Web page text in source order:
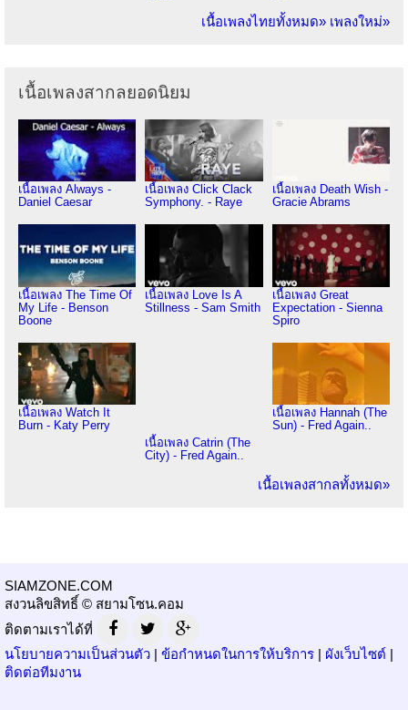
เนื้อเพลงไทยทั้งหมด» เพลงใหม่»
เนื้อเพลงสากลยอดนิยม
เนื้อเพลง Always -
Daniel Caesar
เนื้อเพลง Click Clack
Symphony. - Raye
เนื้อเพลง Death Wish -
Gracie Abrams
เนื้อเพลง The Time Of
My Life - Benson
Boone
เนื้อเพลง Love Is A
Stillness - Sam Smith
เนื้อเพลง Great
Expectation - Sienna
Spiro
เนื้อเพลง Watch It
Burn - Katy Perry
เนื้อเพลง Catrin (The
City) - Fred Again..
เนื้อเพลง Hannah (The
Sun) - Fred Again..
เนื้อเพลงสากลทั้งหมด»
SIAMZONE.COM
สงวนลิขสิทธิ์ © สยามโซน.คอม
ติดตามเราได้ที่
นโยบายความเป็นส่วนตัว | ข้อกำหนดในการให้บริการ | ผังเว็บไซต์ |
ติดต่อทีมงาน